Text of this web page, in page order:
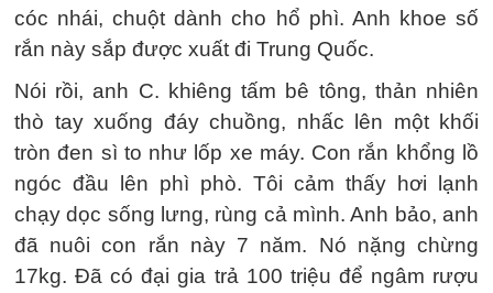
cóc nhái, chuột dành cho hổ phì. Anh khoe số
rắn này sắp được xuất đi Trung Quốc.
Nói rồi, anh C. khiêng tấm bê tông, thản nhiên
thò tay xuống đáy chuồng, nhấc lên một khối
tròn đen sì to như lốp xe máy. Con rắn khổng lồ
ngóc đầu lên phì phò. Tôi cảm thấy hơi lạnh
chạy dọc sống lưng, rùng cả mình. Anh bảo, anh
đã nuôi con rắn này 7 năm. Nó nặng chừng
17kg. Đã có đại gia trả 100 triệu để ngâm rượu